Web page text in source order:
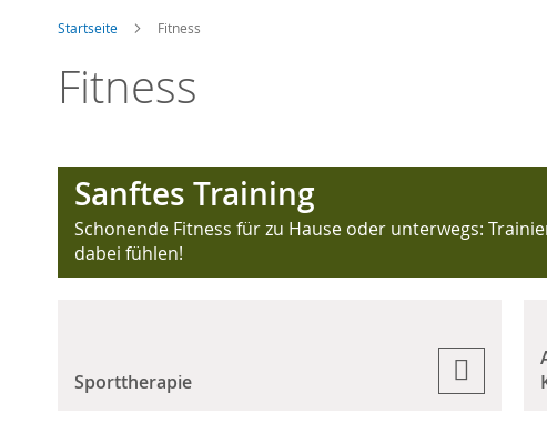
Startseite Fitness
Fitness
Sanftes Training
Schonende Fitness für zu Hause oder unterwegs:
dabei fühlen!
Sporttherapie